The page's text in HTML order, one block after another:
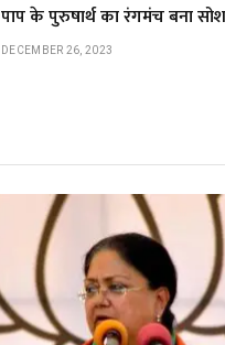
पाप के पुरुषार्थ का रंगमंच बना
DECEMBER 26, 2023